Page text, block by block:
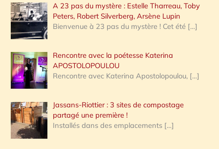
A 23 pas du mystère : Estelle Tharreau, Toby
Peters, Robert Silverberg, Arsène Lupin
Bienvenue à 23 pas du mystère ! Cet été […]
Rencontre avec la poétesse Katerina
APOSTOLOPOULOU
Rencontre avec Katerina Apostolopoulou, […]
Jassans-Riottier : 3 sites de compostage
partagé une première !
Installés dans des emplacements […]